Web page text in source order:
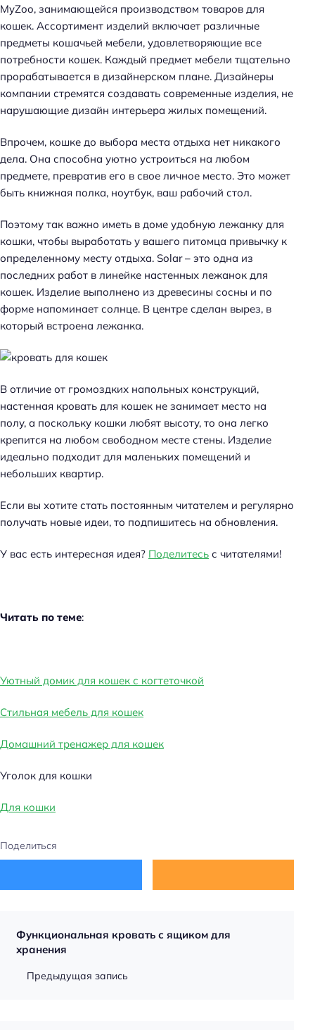
MyZoo, занимающейся производством товаров для
кошек. Ассортимент изделий включает различные
предметы кошачьей мебели, удовлетворяющие все
потребности кошек. Каждый предмет мебели тщательно
прорабатывается в дизайнерском плане. Дизайнеры
компании стремятся создавать современные изделия, не
нарушающие дизайн интерьера жилых помещений.
Впрочем, кошке до выбора места отдыха нет никакого
дела. Она способна уютно устроиться на любом
предмете, превратив его в свое личное место. Это может
быть книжная полка, ноутбук, ваш рабочий стол.
Поэтому так важно иметь в доме удобную лежанку для
кошки, чтобы выработать у вашего питомца привычку к
определенному месту отдыха. Solar – это одна из
последних работ в линейке настенных лежанок для
кошек. Изделие выполнено из древесины сосны и по
форме напоминает солнце. В центре сделан вырез, в
который встроена лежанка.
В отличие от громоздких напольных конструкций,
настенная кровать для кошек не занимает место на
полу, а поскольку кошки любят высоту, то она легко
крепится на любом свободном месте стены. Изделие
идеально подходит для маленьких помещений и
небольших квартир.
Если вы хотите стать постоянным читателем и регулярно
получать новые идеи, то подпишитесь на обновления.
У вас есть интересная идея? Поделитесь с читателями!
Читать по теме:
Уютный домик для кошек с когтеточкой
Стильная мебель для кошек
Домашний тренажер для кошек
Уголок для кошки
Для кошки
Поделиться
Функциональная кровать с ящиком для
хранения
Предыдущая запись